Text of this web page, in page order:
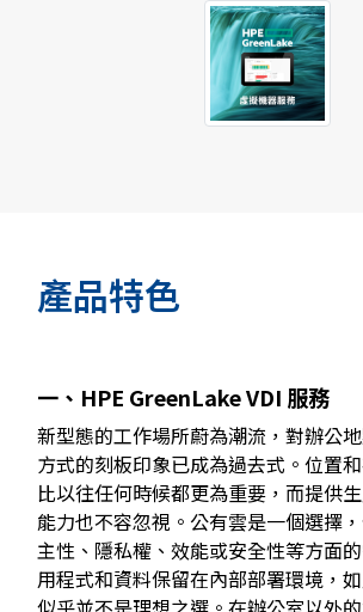
產品特色
一、HPE GreenLake VDI 服務
新型態的工作場所蔚為潮流，對辦公
方式的刻板印象已成為過去式。位置
比以往任何時候都更為重要，而提供
能力也不容忽視。公有雲是一個選擇
主性、隱私權、效能或安全性等方面
用程式和資料保留在內部部署環境，